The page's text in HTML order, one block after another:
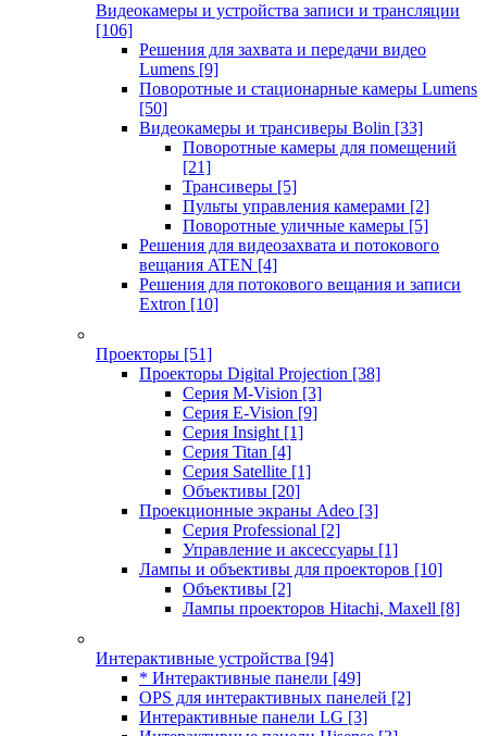
Видеокамеры и устройства записи и трансляции
[106]
Решения для захвата и передачи видео
Lumens [9]
Поворотные и стационарные камеры Lumens
[50]
Видеокамеры и трансиверы Bolin [33]
Поворотные камеры для помещений
[21]
Трансиверы [5]
Пульты управления камерами [2]
Поворотные уличные камеры [5]
Решения для видеозахвата и потокового
вещания ATEN [4]
Решения для потокового вещания и записи
Extron [10]
Проекторы [51]
Проекторы Digital Projection [38]
Серия M-Vision [3]
Серия E-Vision [9]
Серия Insight [1]
Серия Titan [4]
Серия Satellite [1]
Объективы [20]
Проекционные экраны Adeo [3]
Серия Professional [2]
Управление и аксессуары [1]
Лампы и объективы для проекторов [10]
Объективы [2]
Лампы проекторов Hitachi, Maxell [8]
Интерактивные устройства [94]
* Интерактивные панели [49]
OPS для интерактивных панелей [2]
Интерактивные панели LG [3]